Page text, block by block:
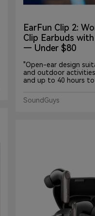
EarFun Clip 2:
Clip Earbuds
— Under $80
"Open-ear design
and outdoor
and up to 40 hours
SoundGuys